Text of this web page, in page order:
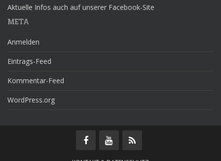
Aktuelle Infos auch auf unserer Facebook-Site
META
Anmelden
Eintrags-Feed
Kommentar-Feed
WordPress.org